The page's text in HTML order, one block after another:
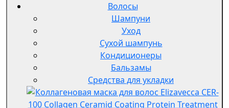
Волосы
Шампуни
Уход
Сухой шампунь
Кондиционеры
Бальзамы
Средства для укладки